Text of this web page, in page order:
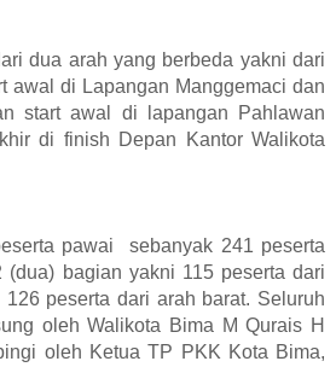
dua arah yang berbeda yakni dari
awal di Lapangan Manggemaci dan
start awal di lapangan Pahlawan
di finish Depan Kantor Walikota
pawai
sebanyak 241 peserta
bagian yakni 115 peserta dari
126 peserta dari arah barat. Seluruh
oleh Walikota Bima M Qurais H
oleh Ketua TP PKK Kota Bima,